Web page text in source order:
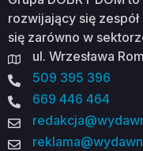
rozwijający się
się zarówno w
ul. Wrzesława
509 395 396
669 446 464